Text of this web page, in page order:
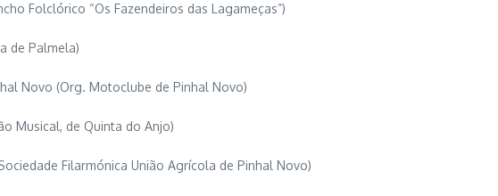
Folclórico “Os Fazendeiros das Lagameças”)
de Palmela)
Novo (Org. Motoclube de Pinhal Novo)
Musical, de Quinta do Anjo)
Filarmónica União Agrícola de Pinhal Novo)